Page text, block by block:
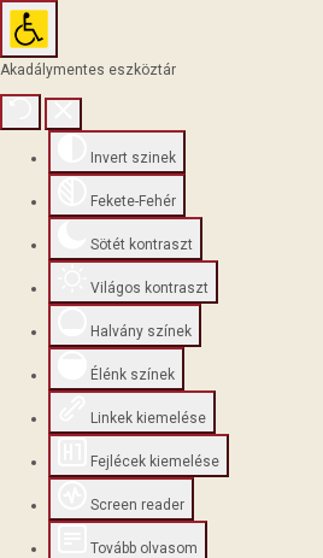
Akadálymentes eszköztár
Invert szinek
Fekete-Fehér
Sötét kontraszt
Világos kontraszt
Halvány színek
Élénk színek
Linkek kiemelése
Fejlécek kiemelése
Screen reader
Tovább olvasom